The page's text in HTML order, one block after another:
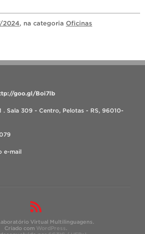
2024, na categoria Oficinas
goo.gl/Boi7lb
. Sala 309 - Centro, Pelotas - RS, 96010-
e-mail
Virtual Multilinguagens.
Criado com WordPress.